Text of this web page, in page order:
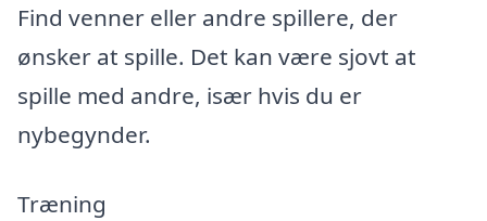
Find venner eller andre spillere, der
ønsker at spille. Det kan være sjovt at
spille med andre, især hvis du er
nybegynder.
Træning